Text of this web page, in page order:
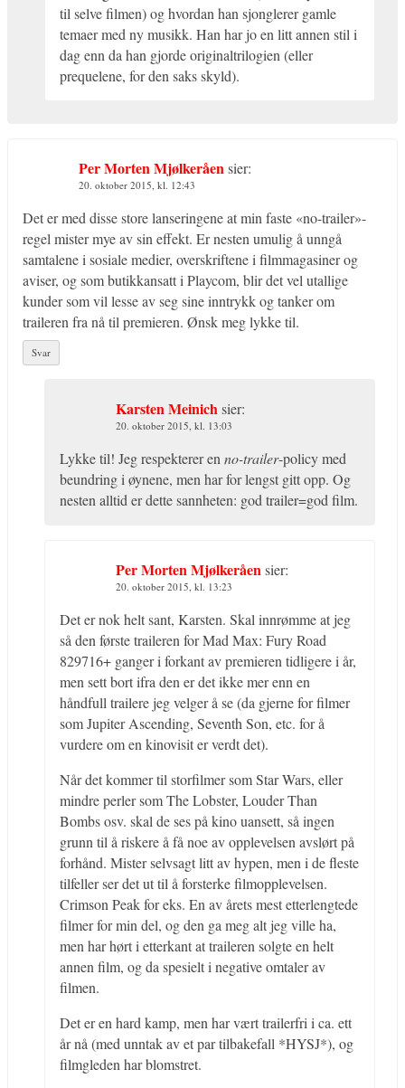
til selve filmen) og hvordan han sjonglerer gamle
temaer med ny musikk. Han har jo en litt annen stil i
dag enn da han gjorde originaltrilogien (eller
prequelene, for den saks skyld).
Per Morten Mjølkeråensier:
20. oktober 2015, kl. 12:43
Det er med disse store lanseringene at min faste «no-trailer»-
regel mister mye av sin effekt. Er nesten umulig å unngå
samtalene i sosiale medier, overskriftene i filmmagasiner og
aviser, og som butikkansatt i Playcom, blir det vel utallige
kunder som vil lesse av seg sine inntrykk og tanker om
traileren fra nå til premieren. Ønsk meg lykke til.
Svar
Karsten Meinichsier:
20. oktober 2015, kl. 13:03
Lykke til! Jeg respekterer en no-trailer-policy med
beundring i øynene, men har for lengst gitt opp. Og
nesten alltid er dette sannheten: god trailer=god film.
Per Morten Mjølkeråensier:
20. oktober 2015, kl. 13:23
Det er nok helt sant, Karsten. Skal innrømme at jeg
så den første traileren for Mad Max: Fury Road
829716+ ganger i forkant av premieren tidligere i år,
men sett bort ifra den er det ikke mer enn en
håndfull trailere jeg velger å se (da gjerne for filmer
som Jupiter Ascending, Seventh Son, etc. for å
vurdere om en kinovisit er verdt det).
Når det kommer til storfilmer som Star Wars, eller
mindre perler som The Lobster, Louder Than
Bombs osv. skal de ses på kino uansett, så ingen
grunn til å riskere å få noe av opplevelsen avslørt på
forhånd. Mister selvsagt litt av hypen, men i de fleste
tilfeller ser det ut til å forsterke filmopplevelsen.
Crimson Peak for eks. En av årets mest etterlengtede
filmer for min del, og den ga meg alt jeg ville ha,
men har hørt i etterkant at traileren solgte en helt
annen film, og da spesielt i negative omtaler av
filmen.
Det er en hard kamp, men har vært trailerfri i ca. ett
år nå (med unntak av et par tilbakefall *HYSJ*), og
filmgleden har blomstret.